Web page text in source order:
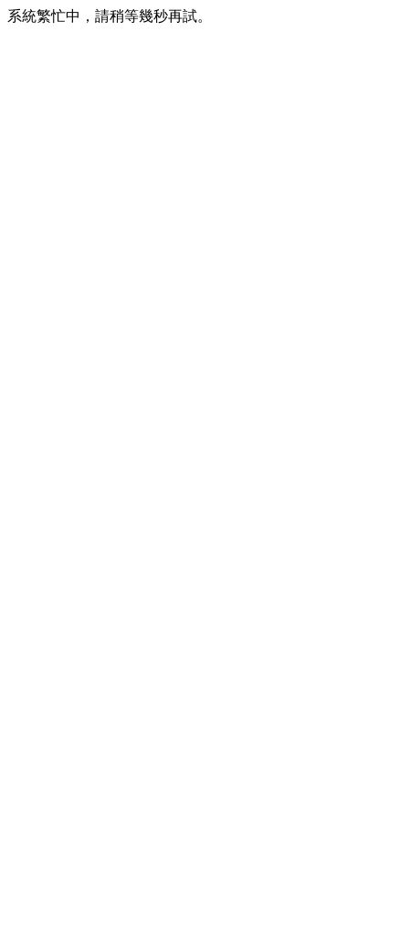
系統繁忙中，請稍等幾秒再試。